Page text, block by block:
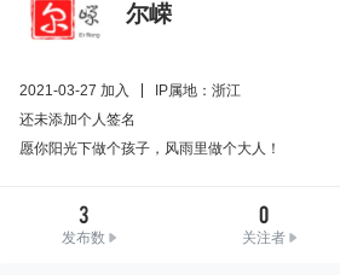
尔嵘
2021-03-27 加入
IP属地：浙江
还未添加个人签名
愿你阳光下做个孩子，风雨里做个大人！
3
发布数
0
关注者